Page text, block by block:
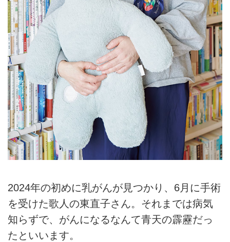
2024年の初めに乳がんが見つかり、6月に手術
を受けた歌人の東直子さん。それまでは病気
知らずで、がんになるなんて青天の霹靂だっ
たといいます。